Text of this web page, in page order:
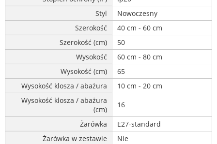
Styl
Nowoczesny
Szerokość
40 cm - 60 cm
Szerokość (cm)
50
Wysokość
60 cm - 80 cm
Wysokość (cm)
65
Wysokość klosza / abażura
10 cm - 20 cm
Wysokość klosza / abażura
(cm)
16
Żarówka
E27-standard
Żarówka w zestawie
Nie